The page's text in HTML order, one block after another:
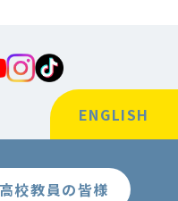
高校教員の皆様
ENGLISH